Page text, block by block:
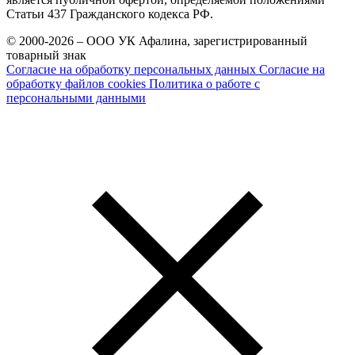
Статьи 437 Гражданского кодекса РФ.
© 2000-2026 – ООО УК Афалина, зарегистрированный
товарный знак
Согласие на обработку персональных данных Согласие на
обработку файлов cookies Политика о работе с
персональными данными